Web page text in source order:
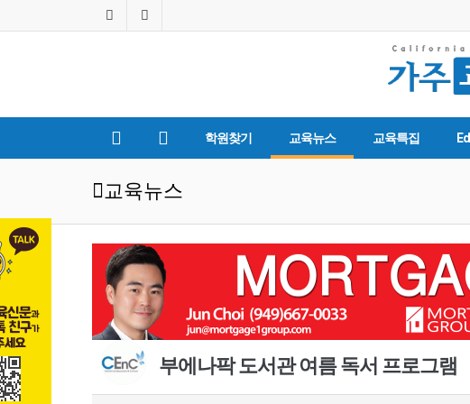
학원찾기 교육뉴스 교육특집
교육뉴스
부에나팍 도서관 여름 독서 프로그램